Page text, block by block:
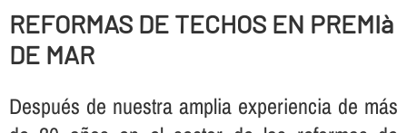
REFORMAS DE TECHOS EN PREMIà
DE MAR
Después de nuestra amplia experiencia de más